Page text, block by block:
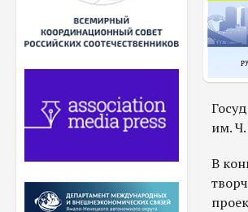
им.
В